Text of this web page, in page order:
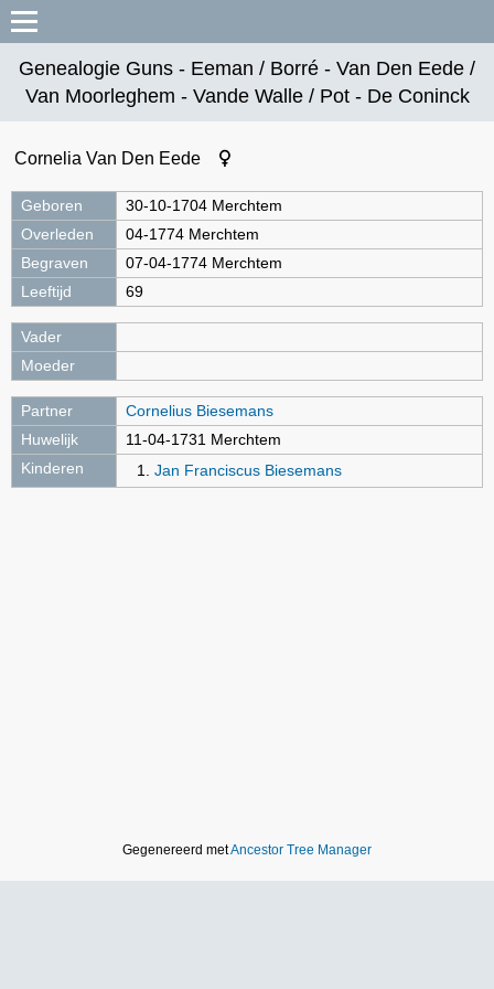
Genealogie Guns - Eeman / Borré - Van Den Eede /
Van Moorleghem - Vande Walle / Pot - De Coninck
Cornelia Van Den Eede
Geboren
30-10-1704 Merchtem
Overleden
04-1774 Merchtem
Begraven
07-04-1774 Merchtem
Leeftijd
69
Vader
Moeder
Partner
Cornelius Biesemans
Huwelijk
11-04-1731 Merchtem
Kinderen
Jan Franciscus Biesemans
Gegenereerd metAncestor Tree Manager